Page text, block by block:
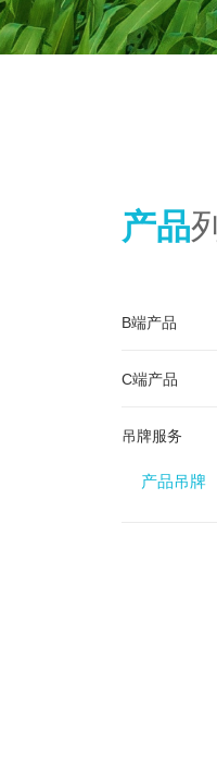
产品
B端产品
C端产品
吊牌服务
产品吊牌